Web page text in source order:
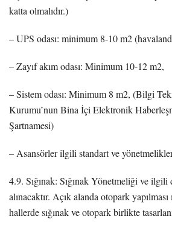
katta olmalıdır.)
– UPS odası: minimum 8-10 m2
– Zayıf akım odası: Minimum 10-12 m2,
– Sistem odası: Minimum 8 m2, (Bilgi
Kurumu’nun Bina İçi Elektronik
Şartnamesi)
– Asansörler ilgili standart ve
4.9. Sığınak: Sığınak Yönetmeliği ve
alınacaktır. Açık alanda otopark
hallerde sığınak ve otopark birlikte